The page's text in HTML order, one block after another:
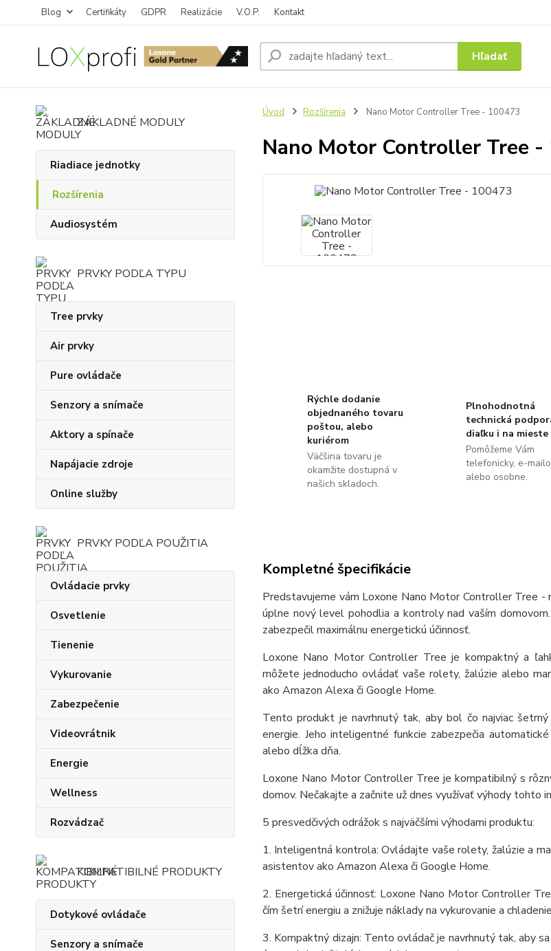
Blog Certifikáty GDPR Realizácie V.O.P. Kontakt
Hľadať
ZÁKLADNÉ MODULY
Riadiace jednotky
Rozšírenia
Audiosystém
PRVKY PODĽA TYPU
Tree prvky
Air prvky
Pure ovládače
Senzory a snímače
Aktory a spínače
Napájacie zdroje
Online služby
PRVKY PODĽA POUŽITIA
Ovládacie prvky
Osvetlenie
Tienenie
Vykurovanie
Zabezpečenie
Videovrátnik
Energie
Wellness
Rozvádzač
KOMPATIBILNÉ PRODUKTY
Dotykové ovládače
Senzory a snímače
Úvod Rozšírenia Nano Motor Controller Tree - 100473
Nano Motor Controller Tree -
Rýchle dodanie
objednaného tovaru
poštou, alebo
kuriérom
Väčšina tovaru je
okamžite dostupná v
našich skladoch.
Plnohodnotná
technická
diaľku i na mieste
Pomôžeme Vám
telefonicky, e-
alebo osobne.
Kompletné špecifikácie
Predstavujeme vám Loxone Nano Motor Controller Tree -
úplne nový level pohodlia a kontroly nad vaším
zabezpečil maximálnu energetickú účinnosť.
Loxone Nano Motor Controller Tree je kompaktný a
môžete jednoducho ovládať vaše rolety, žalúzie alebo
ako Amazon Alexa či Google Home.
Tento produkt je navrhnutý tak, aby bol čo najviac
energie. Jeho inteligentné funkcie zabezpečia
alebo dĺžka dňa.
Loxone Nano Motor Controller Tree je kompatibilný s
domov. Nečakajte a začnite už dnes využívať výhody tohto
5 presvedčivých odrážok s najväčšími výhodami produktu:
1. Inteligentná kontrola: Ovládajte vaše rolety, žalúzie a
asistentov ako Amazon Alexa či Google Home.
2. Energetická účinnosť: Loxone Nano Motor Controller
čím šetrí energiu a znižuje náklady na vykurovanie a
3. Kompaktný dizajn: Tento ovládač je navrhnutý tak, aby